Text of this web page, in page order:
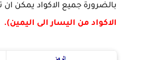
بالضرورة جميع الاكواد يمكن
الاكواد من اليسار الى اليمين).